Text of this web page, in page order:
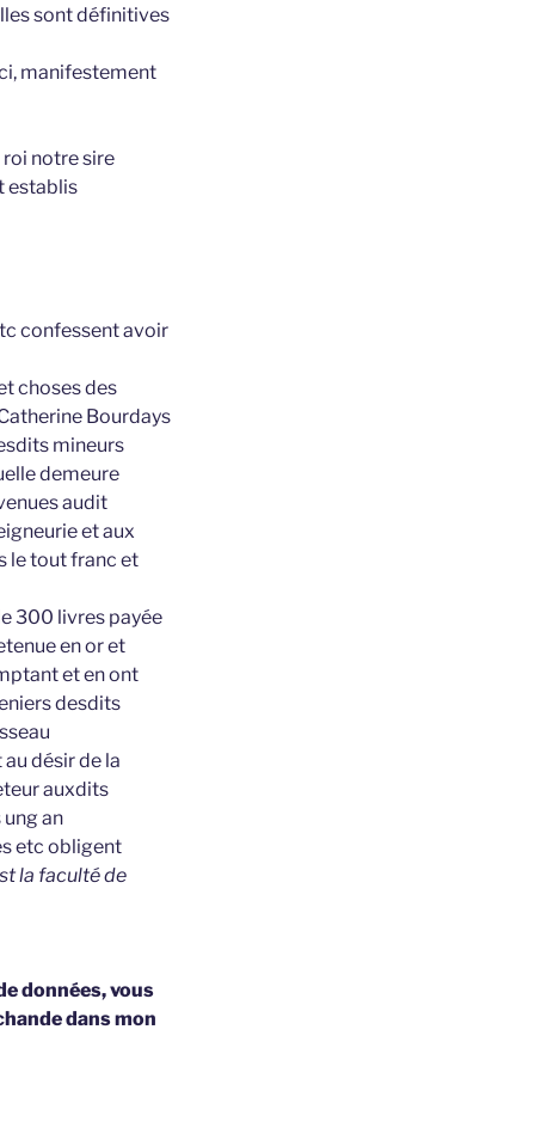
sont définitives
manifestement
roi notre sire
establis
confessent avoir
choses des
Bourdays
mineurs
demeure
audit
et aux
le tout franc et
300 livres payée
en or et
et en ont
desdits
désir de la
auxdits
an
etc obligent
la faculté de
données, vous
dans mon